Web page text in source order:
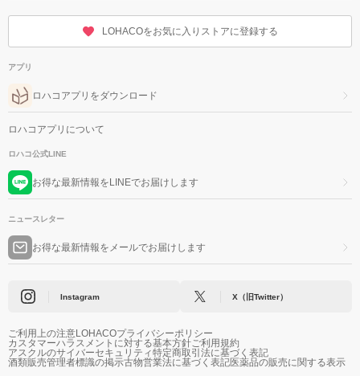
LOHACOをお気に入りストアに登録する
アプリ
ロハコアプリをダウンロード
ロハコアプリについて
ロハコ公式LINE
お得な最新情報をLINEでお届けします
ニュースレター
お得な最新情報をメールでお届けします
Instagram X（旧Twitter）
ご利用上の注意LOHACOプライバシーポリシー
カスタマーハラスメントに対する基本方針ご利用規約
アスクルのサイバーセキュリティ特定商取引法に基づく表記
酒類販売管理者標識の掲示古物営業法に基づく表記医薬品の販売に関する表示